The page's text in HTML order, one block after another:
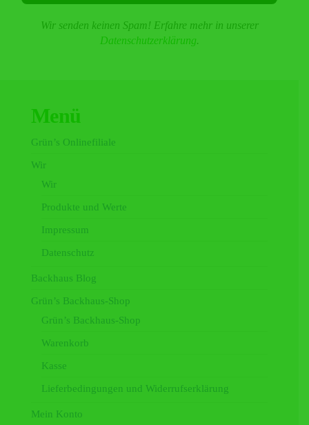
Wir senden keinen Spam! Erfahre mehr in unserer
Datenschutzerklärung.
Menü
Grün’s Onlinefiliale
Wir
Wir
Produkte und Werte
Impressum
Datenschutz
Backhaus Blog
Grün’s Backhaus-Shop
Grün’s Backhaus-Shop
Warenkorb
Kasse
Lieferbedingungen und Widerrufserklärung
Mein Konto